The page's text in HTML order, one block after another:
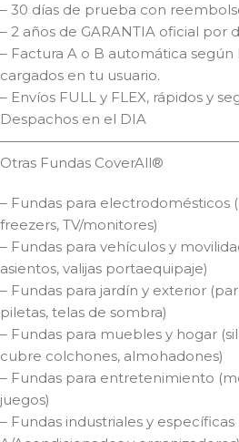
– 30 días de prueba con
– 2 años de GARANTIA oficial por
– Factura A o B automática según
cargados en tu usuario.
– Envíos FULL y FLEX, rápidos y
Despachos en el DIA
Otras Fundas CoverAll®
– Fundas para electrodomésticos
freezers, TV/monitores)
– Fundas para vehículos y
asientos, valijas portaequipaje)
– Fundas para jardín y exterior
piletas, telas de sombra)
– Fundas para muebles y hogar
cubre colchones, almohadones)
– Fundas para entretenimiento
juegos)
– Fundas industriales y